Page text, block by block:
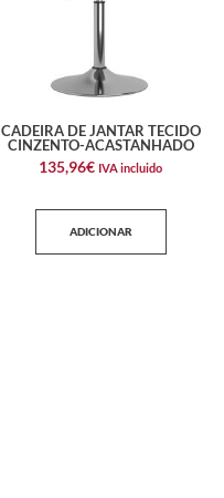
CADEIRA DE JANTAR TECIDO
CINZENTO-ACASTANHADO
135,96€ IVA incluido
ADICIONAR